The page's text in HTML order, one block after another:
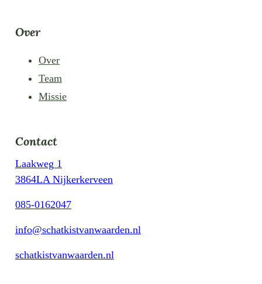
Over
Over
Team
Missie
Contact
Laakweg 1
3864LA Nijkerkerveen
085-0162047
info@schatkistvanwaarden.nl
schatkistvanwaarden.nl